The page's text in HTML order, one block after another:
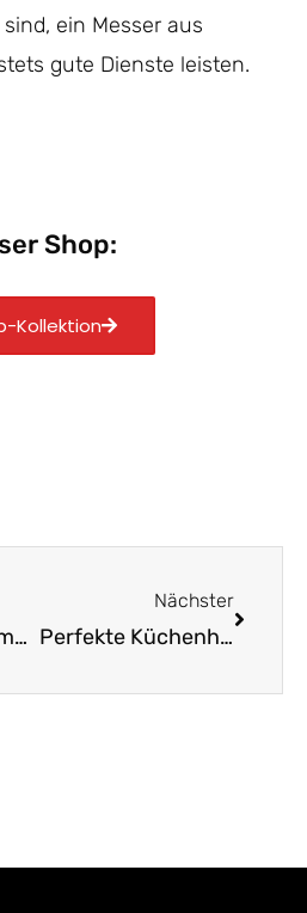
ein Messer aus
gute Dienste leisten.
Shop:
Kollektion
Die Top Küchenmesser aus Solingen im Überblick
Nächster
Perfekte Küchenhelfer: Handgemachte Messer aus Solingen